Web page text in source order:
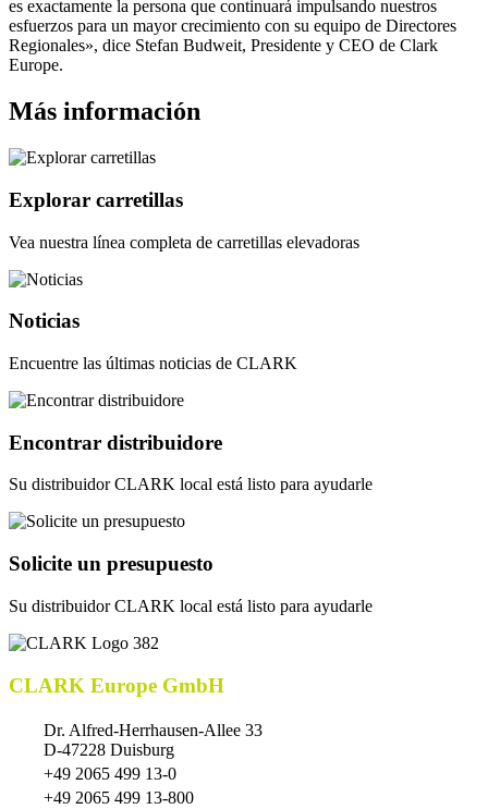
es exactamente la persona que continuará impulsando nuestros
esfuerzos para un mayor crecimiento con su equipo de Directores
Regionales», dice Stefan Budweit, Presidente y CEO de Clark
Europe.
Más información
Explorar carretillas
Vea nuestra línea completa de carretillas elevadoras
Noticias
Encuentre las últimas noticias de CLARK
Encontrar distribuidore
Su distribuidor CLARK local está listo para ayudarle
Solicite un presupuesto
Su distribuidor CLARK local está listo para ayudarle
CLARK Europe GmbH
Dr. Alfred-Herrhausen-Allee 33
D-47228 Duisburg
+49 2065 499 13-0
+49 2065 499 13-800